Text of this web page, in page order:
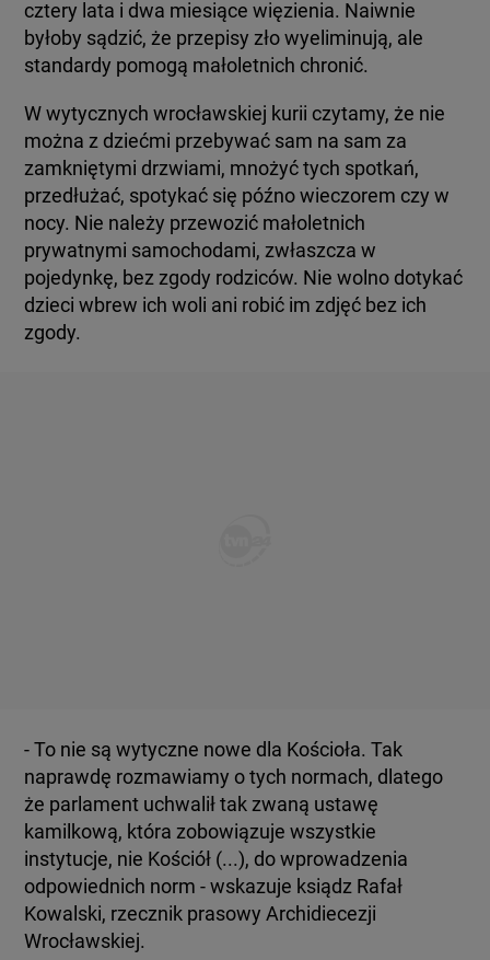
cztery lata i dwa miesiące więzienia. Naiwnie
byłoby sądzić, że przepisy zło wyeliminują, ale
standardy pomogą małoletnich chronić.
W wytycznych wrocławskiej kurii czytamy, że nie
można z dziećmi przebywać sam na sam za
zamkniętymi drzwiami, mnożyć tych spotkań,
przedłużać, spotykać się późno wieczorem czy w
nocy. Nie należy przewozić małoletnich
prywatnymi samochodami, zwłaszcza w
pojedynkę, bez zgody rodziców. Nie wolno dotykać
dzieci wbrew ich woli ani robić im zdjęć bez ich
zgody.
- To nie są wytyczne nowe dla Kościoła. Tak
naprawdę rozmawiamy o tych normach, dlatego
że parlament uchwalił tak zwaną ustawę
kamilkową, która zobowiązuje wszystkie
instytucje, nie Kościół (...), do wprowadzenia
odpowiednich norm - wskazuje ksiądz Rafał
Kowalski, rzecznik prasowy Archidiecezji
Wrocławskiej.